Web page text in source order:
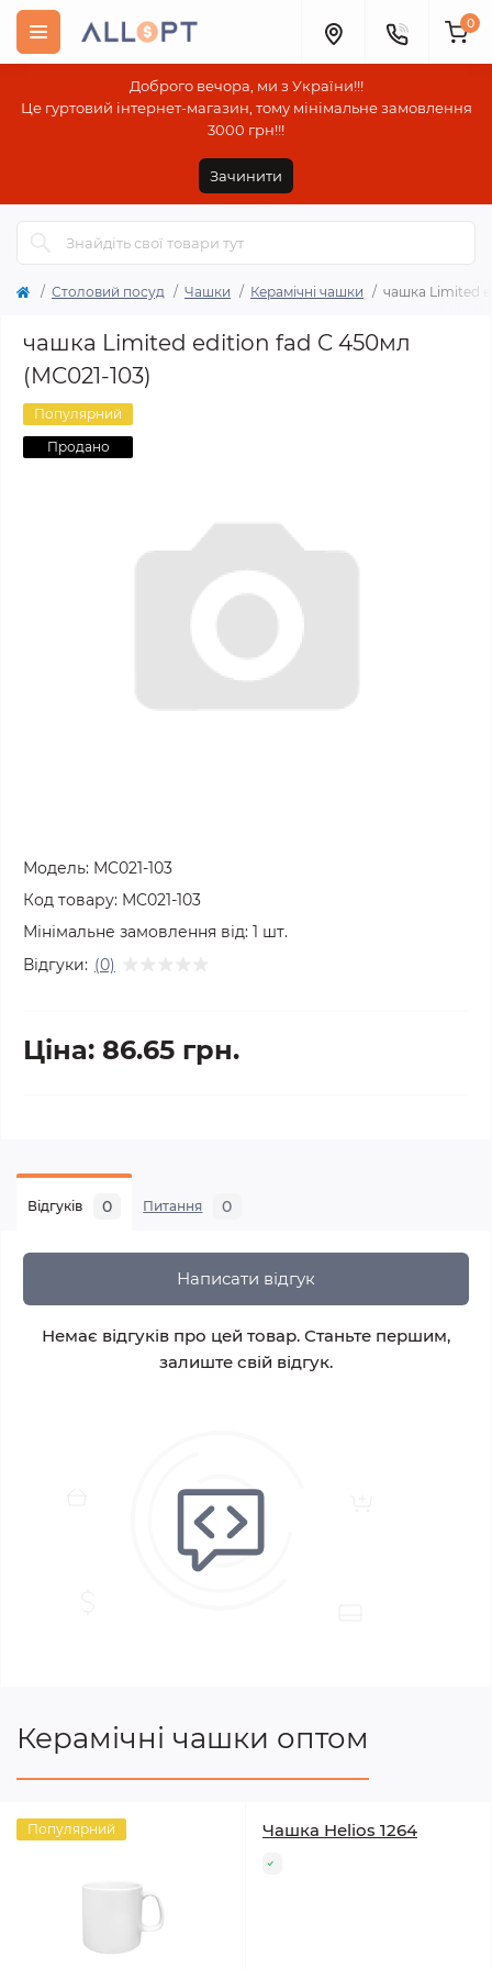
Доброго вечора, ми з України!!!
Це гуртовий інтернет-магазин, тому мінімальне замовлення
3000 грн!!!
Зачинити
0
Столовий посуд Чашки Керамічні чашки чашка Limited
чашка Limited edition fad C 450мл
(MC021-103)
Популярний
Продано
Модель: MC021-103
Код товару: MC021-103
Мінімальне замовлення від: 1 шт.
Відгуки: (0)
Ціна: 86.65 грн.
Відгуків 0 Питання 0
Написати відгук
Немає відгуків про цей товар. Станьте першим,
залиште свій відгук.
Керамічні чашки оптом
Популярний Чашка Helios 1264